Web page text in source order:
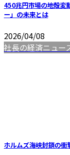
450兆円市場の地殻変
ー」の未来とは
2026/04/08
社長の経済ニュー
ホルムズ海峡封鎖の